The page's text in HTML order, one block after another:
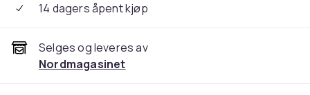
14 dagers åpent kjøp
Selges og leveres av
Nordmagasinet